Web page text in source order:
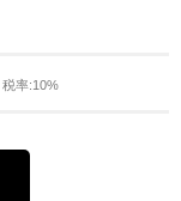
税率:10%